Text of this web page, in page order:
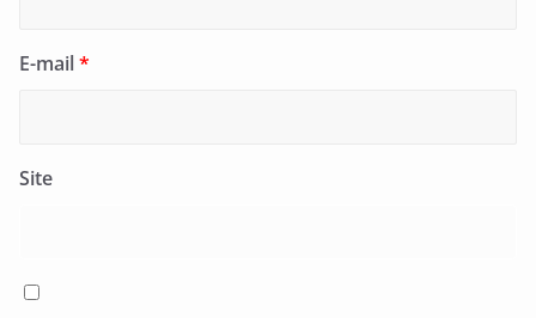
E-mail*
Site